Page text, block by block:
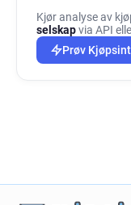
Kjør analyse av
selskapvia API
Prøv